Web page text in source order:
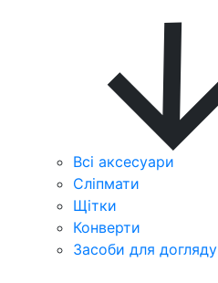
Всі аксесуари
Сліпмати
Щітки
Конверти
Засоби для догляду